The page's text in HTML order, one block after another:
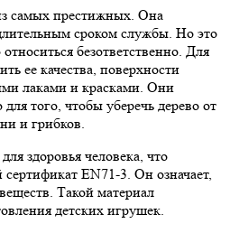
самых престижных. Она
сроком службы. Но это
безответственно. Для
ее качества, поверхности
лаками и красками. Они
того, чтобы уберечь дерево от
и грибков.
здоровья человека, что
EN71-3. Он означает,
Такой материал
детских игрушек.